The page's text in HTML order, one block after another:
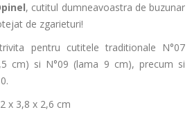
, cutitul dumneavoastra de buzunar
de zgarieturi!
pentru cutitele traditionale N°07
cm) si N°09 (lama 9 cm), precum si
x 3,8 x 2,6 cm